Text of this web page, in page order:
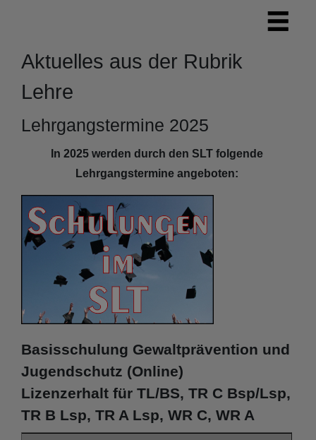
Aktuelles aus der Rubrik
Lehre
Lehrgangstermine 2025
In 2025 werden durch den SLT folgende
Lehrgangstermine angeboten:
Basisschulung Gewaltprävention und
Jugendschutz (Online)
Lizenzerhalt für TL/BS, TR C Bsp/Lsp,
TR B Lsp, TR A Lsp, WR C, WR A